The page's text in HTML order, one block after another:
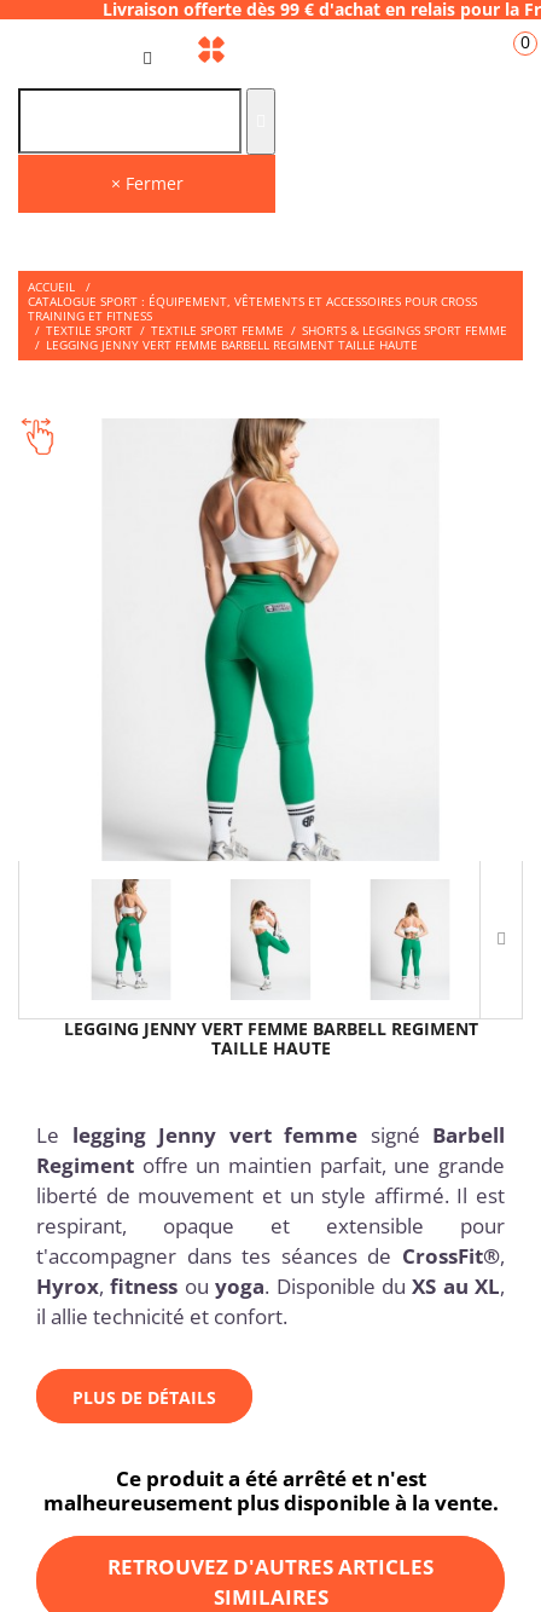
offerte dès 99 € d'achat en relais
× Fermer
0
ACCUEIL
/
CATALOGUE SPORT : ÉQUIPEMENT, VÊTEMENTS ET ACCESSOIRES POUR CROSS
TRAINING ET FITNESS
/ TEXTILE SPORT / TEXTILE SPORT FEMME / SHORTS & LEGGINGS SPORT FEMME
/ LEGGING JENNY VERT FEMME BARBELL REGIMENT TAILLE HAUTE
LEGGING JENNY VERT FEMME BARBELL REGIMENT
TAILLE HAUTE
Le legging Jenny vert femme signé Barbell
Regiment offre un maintien parfait, une grande
liberté de mouvement et un style affirmé. Il est
respirant, opaque et extensible pour
t'accompagner dans tes séances de CrossFit®,
Hyrox,fitness ouyoga. Disponible duXS au XL,
il allie technicité et confort.
PLUS DE DÉTAILS
Ce produit a été arrêté et n'est
malheureusement plus disponible à la vente.
RETROUVEZ D'AUTRES ARTICLES
SIMILAIRES